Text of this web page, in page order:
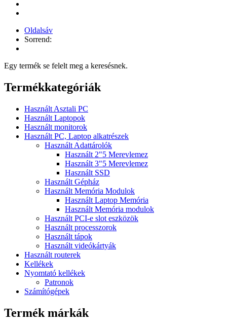
Oldalsáv
Sorrend:
Egy termék se felelt meg a keresésnek.
Termékkategóriák
Használt Asztali PC
Használt Laptopok
Használt monitorok
Használt PC, Laptop alkatrészek
Használt Adattárolók
Használt 2"5 Merevlemez
Használt 3"5 Merevlemez
Használt SSD
Használt Gépház
Használt Memória Modulok
Használt Laptop Memória
Használt Memória modulok
Használt PCI-e slot eszközök
Használt processzorok
Használt tápok
Használt videókártyák
Használt routerek
Kellékek
Nyomtató kellékek
Patronok
Számítógépek
Termék márkák